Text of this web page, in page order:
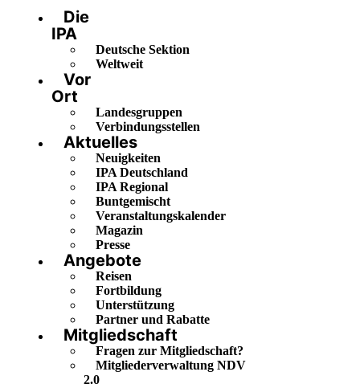
Die
IPA
Deutsche Sektion
Weltweit
Vor
Ort
Landesgruppen
Verbindungsstellen
Aktuelles
Neuigkeiten
IPA Deutschland
IPA Regional
Buntgemischt
Veranstaltungskalender
Magazin
Presse
Angebote
Reisen
Fortbildung
Unterstützung
Partner und Rabatte
Mitgliedschaft
Fragen zur Mitgliedschaft?
Mitgliederverwaltung NDV
2.0